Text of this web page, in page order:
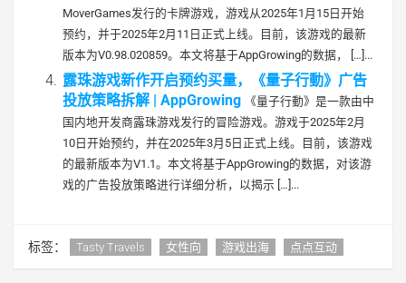
MoverGames发行的卡牌游戏，游戏从2025年1月15日开始
预约，并于2025年2月11日正式上线。目前，该游戏的最新
版本为V0.98.020859。本文将基于AppGrowing的数据， […]...
露珠游戏新作开启预约买量，《量子行動》广告
投放策略拆解 | AppGrowing
《量子行動》是一款由中
国内地开发商露珠游戏发行的冒险游戏。游戏于2025年2月
10日开始预约，并在2025年3月5日正式上线。目前，该游戏
的最新版本为V1.1。本文将基于AppGrowing的数据，对该游
戏的广告投放策略进行详细分析，以揭示 […]...
标签： Tasty Travels 女性向 游戏出海 点点互动